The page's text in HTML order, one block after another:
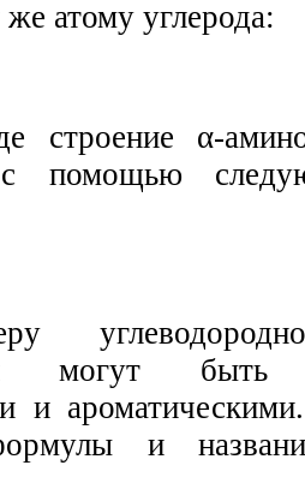
атому углерода:
строение α-
с помощью
могут быть
и
и